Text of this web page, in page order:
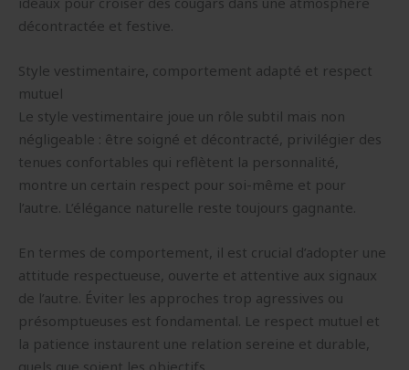
décontractée et festive.
Style vestimentaire, comportement adapté et respect
mutuel
Le style vestimentaire joue un rôle subtil mais non
négligeable : être soigné et décontracté, privilégier des
tenues confortables qui reflètent la personnalité,
montre un certain respect pour soi-même et pour
l’autre. L’élégance naturelle reste toujours gagnante.
En termes de comportement, il est crucial d’adopter une
attitude respectueuse, ouverte et attentive aux signaux
de l’autre. Éviter les approches trop agressives ou
présomptueuses est fondamental. Le respect mutuel et
la patience instaurent une relation sereine et durable,
quels que soient les objectifs.